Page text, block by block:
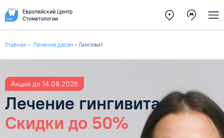
Европейский Центр
Стоматологии
Главная - Лечение десен - Гингивит
Акция до 14.08.2026
Лечение гингивита
Скидки до 50%